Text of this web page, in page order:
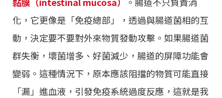
化，它更像是「免疫總部」，透過與腸道菌相的互
動，決定要不要對外來物質發動攻擊。如果腸道菌
群失衡，壞菌增多、好菌減少，腸道的屏障功能會
變弱。這種情況下，原本應該阻擋的物質可能直接
「漏」進血液，引發免疫系統過度反應，這就是我